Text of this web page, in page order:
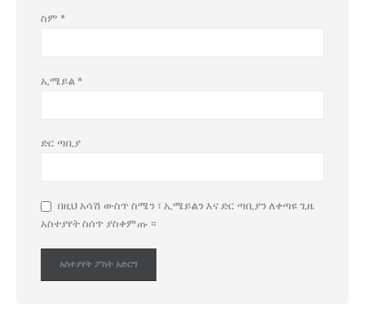
ስም *
ኢሜይል *
ድር ጣቢያ
በዚህ አሳሽ ውስጥ ስሜን ፣ ኢሜይልን እና ድር ጣቢያን ለቀጣዩ ጊዜ
አስተያየት ስሰጥ ያስቀምጡ ።